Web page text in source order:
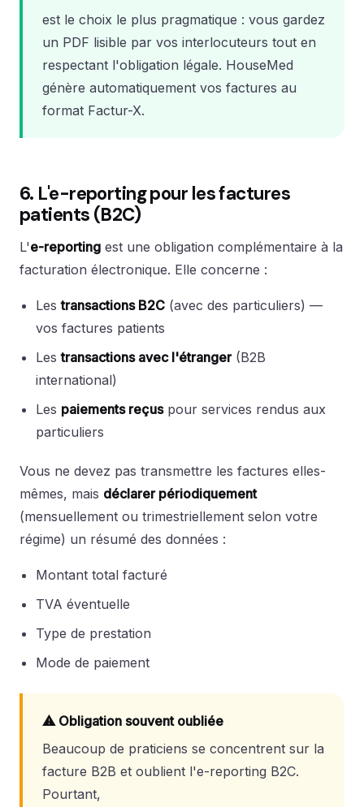
est le choix le plus pragmatique : vous gardez
un PDF lisible par vos interlocuteurs tout en
respectant l'obligation légale. HouseMed
génère automatiquement vos factures au
format Factur-X.
6. L'e-reporting pour les factures
patients (B2C)
L'e-reporting est une obligation complémentaire à la
facturation électronique. Elle concerne :
Lestransactions B2C (avec des particuliers) —
vos factures patients
Lestransactions avec l'étranger(B2B
international)
Les paiements reçuspour services rendus aux
particuliers
Vous ne devez pas transmettre les factures elles-
mêmes, mais déclarer périodiquement
(mensuellement ou trimestriellement selon votre
régime) un résumé des données :
Montant total facturé
TVA éventuelle
Type de prestation
Mode de paiement
⚠ Obligation souvent oubliée
Beaucoup de praticiens se concentrent sur la
facture B2B et oublient l'e-reporting B2C.
Pourtant,